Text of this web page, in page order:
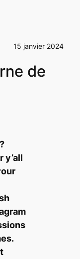
15 janvier 2024
de
y’all